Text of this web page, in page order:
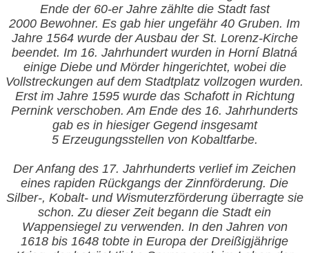
Ende der 60-er Jahre zählte die Stadt fast
2000 Bewohner. Es gab hier ungefähr 40 Gruben. Im
Jahre 1564 wurde der Ausbau der St. Lorenz-Kirche
beendet. Im 16. Jahrhundert wurden in Horní Blatná
einige Diebe und Mörder hingerichtet, wobei die
Vollstreckungen auf dem Stadtplatz vollzogen wurden.
Erst im Jahre 1595 wurde das Schafott in Richtung
Pernink verschoben. Am Ende des 16. Jahrhunderts
gab es in hiesiger Gegend insgesamt
5 Erzeugungsstellen von Kobaltfarbe.
Der Anfang des 17. Jahrhunderts verlief im Zeichen
eines rapiden Rückgangs der Zinnförderung. Die
Silber-, Kobalt- und Wismuterzförderung überragte sie
schon. Zu dieser Zeit begann die Stadt ein
Wappensiegel zu verwenden. In den Jahren von
1618 bis 1648 tobte in Europa der Dreißigjährige